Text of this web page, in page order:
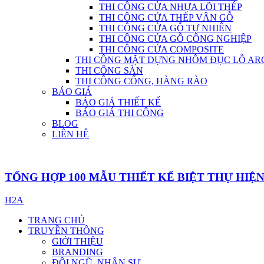
THI CÔNG CỬA NHỰA LÕI THÉP
THI CÔNG CỬA THÉP VÂN GỖ
THI CÔNG CỬA GỖ TỰ NHIÊN
THI CÔNG CỬA GỖ CÔNG NGHIỆP
THI CÔNG CỬA COMPOSITE
THI CÔNG MẶT DỰNG NHÔM ĐỤC LỖ
THI CÔNG SÀN
THI CÔNG CỔNG, HÀNG RÀO
BÁO GIÁ
BÁO GIÁ THIẾT KẾ
BÁO GIÁ THI CÔNG
BLOG
LIÊN HỆ
TỔNG HỢP 100 MẪU THIẾT KẾ BIỆT THỰ
H2A
TRANG CHỦ
TRUYỀN THÔNG
GIỚI THIỆU
BRANDING